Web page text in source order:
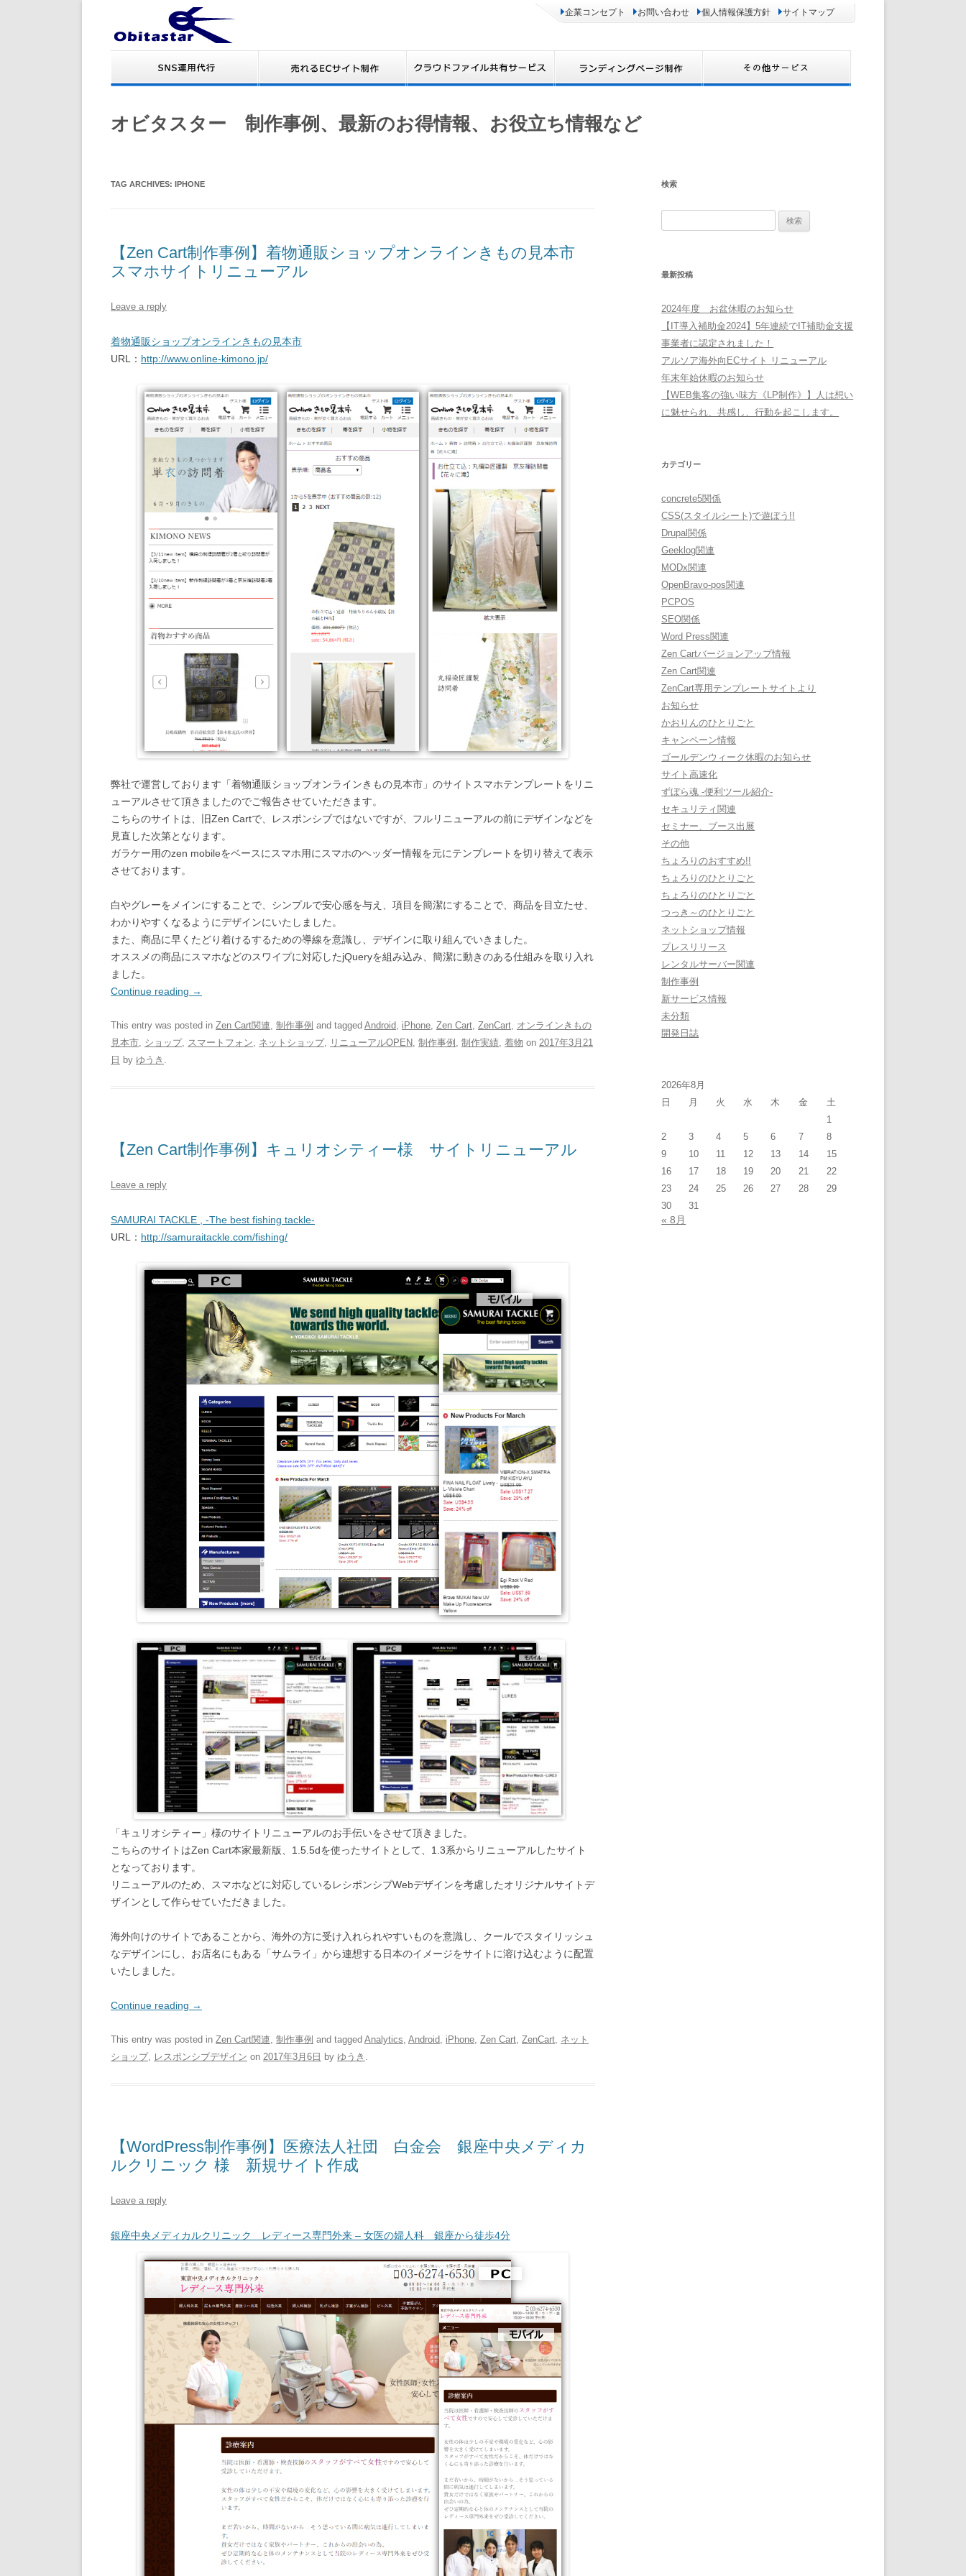
企業コンセプト お問い合わせ 個人情報保護方針 サイトマップ
オビタスター 制作事例、最新のお得情報、お役立ち情報など
TAG ARCHIVES: IPHONE
【Zen Cart制作事例】着物通販ショップオンラインきもの見本市
スマホサイトリニューアル
Leave a reply
着物通販ショップオンラインきもの見本市
URL： http://www.online-kimono.jp/
弊社で運営しております「着物通販ショップオンラインきもの見本市」のサイトスマホテンプレートをリニ
ューアルさせて頂きましたのでご報告させていただきます。
こちらのサイトは、旧Zen Cartで、レスポンシブではないですが、フルリニューアルの前にデザインなどを
見直した次第となります。
ガラケー用のzen mobileをベースにスマホ用にスマホのヘッダー情報を元にテンプレートを切り替えて表示
させております。
白やグレーをメインにすることで、シンプルで安心感を与え、項目を簡潔にすることで、商品を目立たせ、
わかりやすくなるようにデザインにいたしました。
また、商品に早くたどり着けるするための導線を意識し、デザインに取り組んでいきました。
オススメの商品にスマホなどのスワイプに対応したjQueryを組み込み、簡潔に動きのある仕組みを取り入れ
ました。
Continue reading →
This entry was posted in Zen Cart関連, 制作事例 and tagged Android, iPhone, Zen Cart, ZenCart, オンラインきもの
見本市, ショップ, スマートフォン, ネットショップ, リニューアルOPEN, 制作事例 , 制作実績, 着物 on 2017年3月21
日 by ゆうき .
【Zen Cart制作事例】キュリオシティー様 サイトリニューアル
Leave a reply
SAMURAI TACKLE , -The best fishing tackle-
URL： http://samuraitackle.com/fishing/
「キュリオシティー」様のサイトリニューアルのお手伝いをさせて頂きました。
こちらのサイトはZen Cart本家最新版、1.5.5dを使ったサイトとして、1.3系からリニューアルしたサイト
となっております。
リニューアルのため、スマホなどに対応しているレシポンシブWebデザインを考慮したオリジナルサイトデ
ザインとして作らせていただきました。
海外向けのサイトであることから、海外の方に受け入れられやすいものを意識し、クールでスタイリッシュ
なデザインにし、お店名にもある「サムライ」から連想する日本のイメージをサイトに溶け込むように配置
いたしました。
Continue reading →
This entry was posted in Zen Cart関連, 制作事例 and tagged Analytics, Android, iPhone, Zen Cart, ZenCart, ネット
ショップ, レスポンシブデザイン on 2017年3月6日 by ゆうき .
【WordPress制作事例】医療法人社団 白金会 銀座中央メディカ
ルクリニック 様 新規サイト作成
Leave a reply
銀座中央メディカルクリニック レディース専門外来 – 女医の婦人科 銀座から徒歩4分
検索
最新投稿
2024年度 お盆休暇のお知らせ
【IT導入補助金2024】5年連続でIT補助金支援
事業者に認定されました！
アルソア海外向ECサイト リニューアル
年末年始休暇のお知らせ
【WEB集客の強い味方《LP制作》】人は想い
に魅せられ、共感し、行動を起こします。
カテゴリー
concrete5関係
CSS(スタイルシート)で遊ぼう!!
Drupal関係
Geeklog関連
MODx関連
OpenBravo-pos関連
PCPOS
SEO関係
Word Press関連
Zen Cartバージョンアップ情報
Zen Cart関連
ZenCart専用テンプレートサイトより
お知らせ
かおりんのひとりごと
キャンペーン情報
ゴールデンウィーク休暇のお知らせ
サイト高速化
ずぼら魂 -便利ツール紹介-
セキュリティ関連
セミナー、ブース出展
その他
ちょろりのおすすめ!!
ちょろりのひとりごと
ちょろりのひとりごと
つっき～のひとりごと
ネットショップ情報
プレスリリース
レンタルサーバー関連
制作事例
新サービス情報
未分類
開発日誌
2026年8月
日
月 火 水 木 金
土
1
2
3 4 5 6 7
8
9
10 11 12 13 14
15
16
17 18 19 20 21
22
23
24 25 26 27 28
29
30
31
« 8月